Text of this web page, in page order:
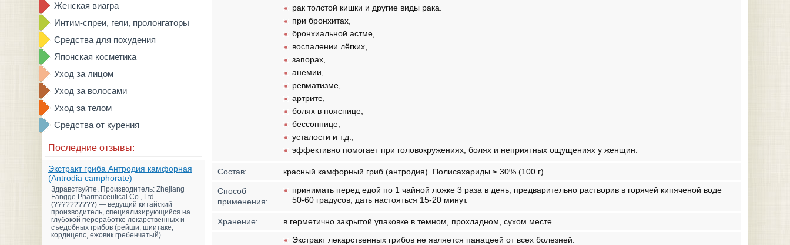
Женская виагра
Интим-спреи, гели, пролонгаторы
Средства для похудения
Японская косметика
Уход за лицом
Уход за волосами
Уход за телом
Средства от курения
Последние отзывы:
Экстракт гриба Антродия камфорная
(Antrodia camphorate)
Здравствуйте. Производитель: Zhejiang
Fangge Pharmaceutical Co., Ltd.
(??????????) — ведущий китайский
производитель, специализирующийся на
глубокой переработке лекарственных и
съедобных грибов (рейши, шиитаке,
кордицепс, ежовик гребенчатый)
рак толстой кишки и другие виды рака.
при бронхитах,
бронхиальной астме,
воспалении лёгких,
запорах,
анемии,
ревматизме,
артрите,
болях в пояснице,
бессоннице,
усталости и т.д.,
эффективно помогает при головокружениях, болях и неприятных ощущениях у женщин.
Состав: красный камфорный гриб (антродия). Полисахариды ≥ 30% (100 г).
Способ
применения:
принимать перед едой по 1 чайной ложке 3 раза в день, предварительно растворив в горячей кипяченой воде
50-60 градусов, дать настояться 15-20 минут.
Хранение: в герметично закрытой упаковке в темном, прохладном, сухом месте.
Экстракт лекарственных грибов не является панацеей от всех болезней.